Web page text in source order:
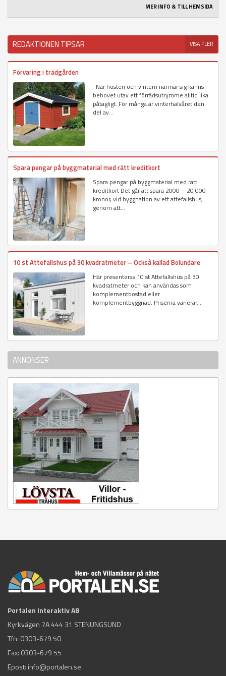
MER INFO & TILL HEMSIDA
REDAKTIONEN TIPSAR VISA FLER
Förvaring i trädgården
När hösten och vintern närmar sig känns
behovet utav ett förrådsutrymme alltid lika
påtagligt. För många är vinterhalvåret den
del av...
Spara pengar på byggmaterial med rätt kreditkort
Spara pengar på byggmaterial med rätt
kreditkort Det går att spara 2000 – 20 000
kronor, vid byggnation av ett attefallshus,
genom att...
10 st Attefallshus på 30 kvadratmeter – Också kallad Bolundare
Här presenteras 10 st Attefallshus på 30
kvadratmeter och kan användas som
komplementbostad eller
komplementbyggnad. Priserna varierar...
ANNONSER
Portalen Interaktiv AB
Kyrkvägen 7A 444 31 STENUNGSUND
Tfn: 0303-679 50
Fax: 0303-679 55
Epost: info@portalen.se